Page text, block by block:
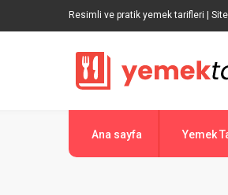
Resimli ve pratik yemek tarifleri |
Ana sayfa Yemek